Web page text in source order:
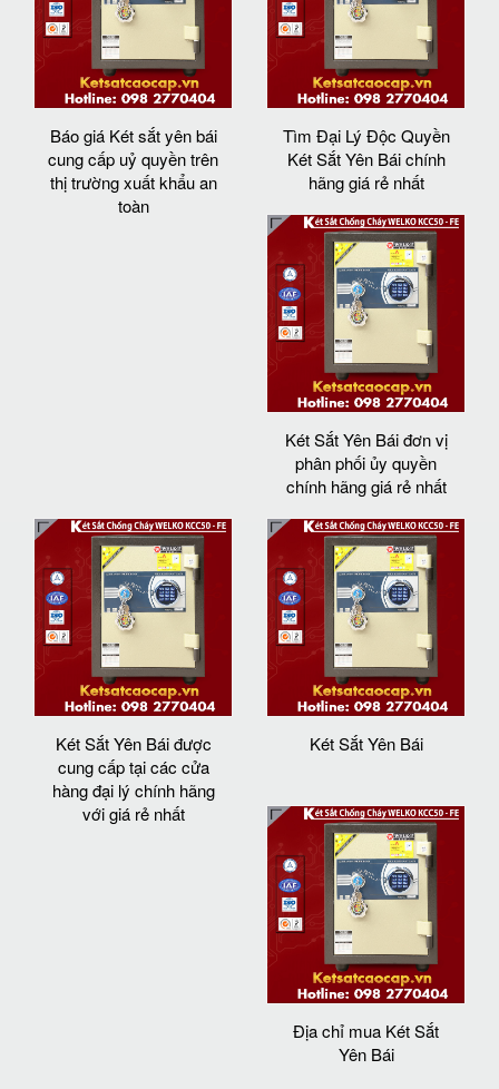
Báo giá Két sắt yên bái
cung cấp uỷ quyền trên
thị trường xuất khẩu an
toàn
Tìm Đại Lý Độc Quyền
Két Sắt Yên Bái chính
hãng giá rẻ nhất
Két Sắt Yên Bái đơn vị
phân phối ủy quyền
chính hãng giá rẻ nhất
Két Sắt Yên Bái được
cung cấp tại các cửa
hàng đại lý chính hãng
với giá rẻ nhất
Két Sắt Yên Bái
Địa chỉ mua Két Sắt
Yên Bái